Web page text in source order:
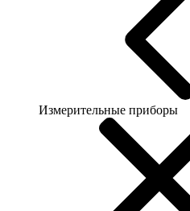
Измерительные приборы